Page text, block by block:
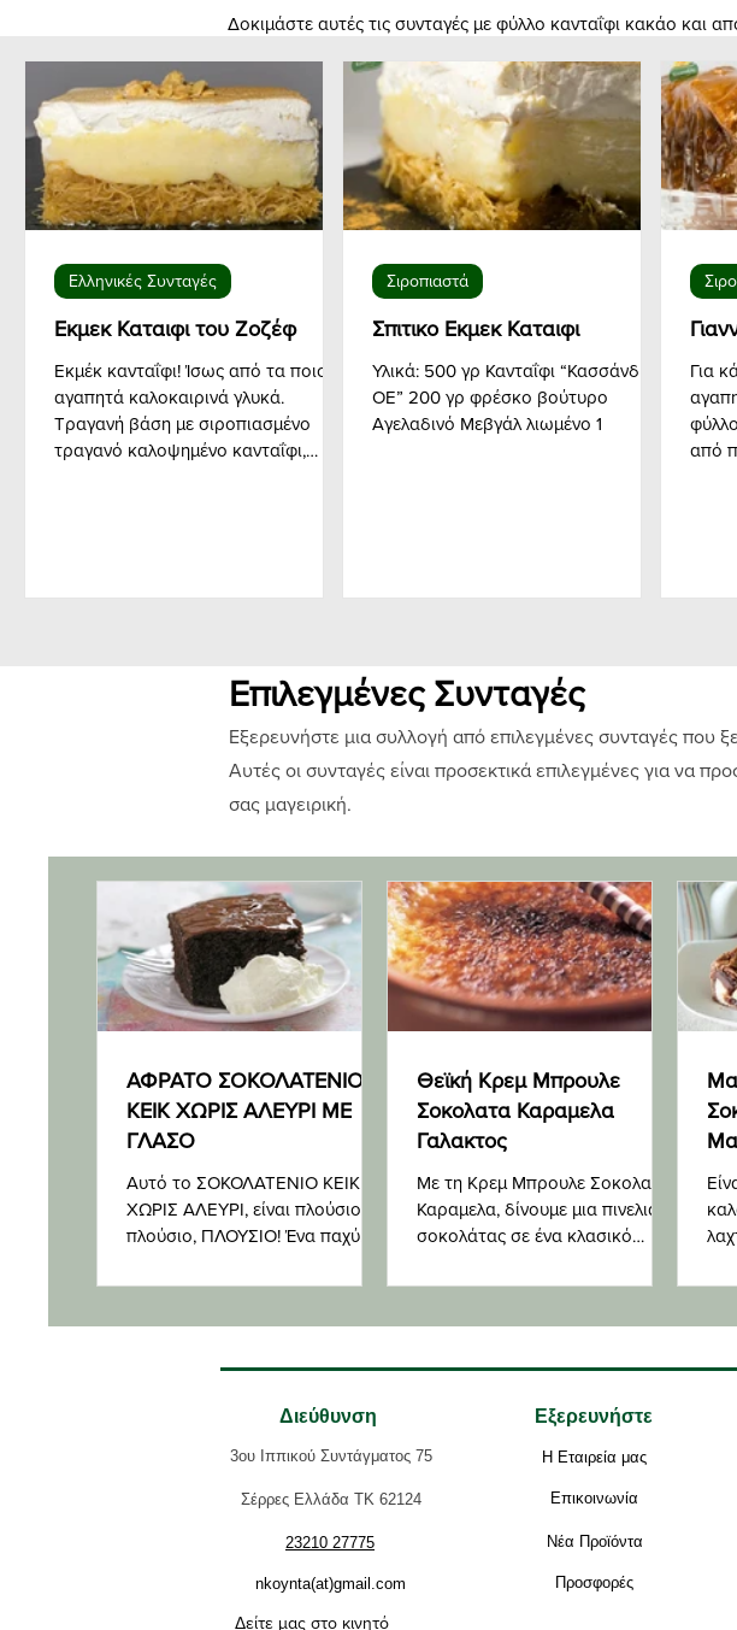
Δοκιμάστε αυτές τις συνταγές με φύλλο κανταΐφι κακάο και
Εκμεκ Καταιφι του Ζοζέφ
Εκμέκ κανταΐφι! Ίσως από τα ποιο
αγαπητά καλοκαιρινά γλυκά.
Τραγανή βάση με σιροπιασμένο
τραγανό καλοψημένο κανταΐφι,
Ελληνικές Συνταγές
Σπιτικο Εκμεκ Καταιφι
Υλικά: 500 γρ Κανταΐφι “Κασσάνδρα
ΟΕ” 200 γρ φρέσκο βούτυρο
Αγελαδινό Μεβγάλ λιωμένο 1
Σιροπιαστά
Για
φύλλο
από
Επιλεγμένες Συνταγές
Εξερευνήστε μια συλλογή από επιλεγμένες συνταγές που
Αυτές οι συνταγές είναι προσεκτικά επιλεγμένες για να
σας μαγειρική.
ΑΦΡΑΤΟ ΣΟΚΟΛΑΤΕΝΙΟ
ΚΕΙΚ ΧΩΡΙΣ ΑΛΕΥΡΙ ΜΕ
ΓΛΑΣΟ
Αυτό το ΣΟΚΟΛΑΤΕΝΙΟ ΚΕΙΚ
ΧΩΡΙΣ ΑΛΕΥΡΙ, είναι πλούσιο,
πλούσιο, ΠΛΟΥΣΙΟ! Ένα παχύ
γάλακτος υπάρχει από πάνω, για
Θεϊκή Κρεμ Μπρουλε
Σοκολατα Καραμελα
Γαλακτος
Με τη Κρεμ Μπρουλε Σοκολατα
Καραμελα, δίνουμε μια πινελιά
σοκολάτας σε ένα κλασικό
κρεμ μπρουλέ.
Διεύθυνση
3ου Ιππικού Συντάγματος 75
Σέρρες Ελλάδα ΤΚ 62124
23210 27775
nkoynta(at)gmail.com
Εξερευνήστε
Η Εταιρεία μας
Επικοινωνία
Νέα Προϊόντα
Προσφορές
Δείτε μας στο κινητό